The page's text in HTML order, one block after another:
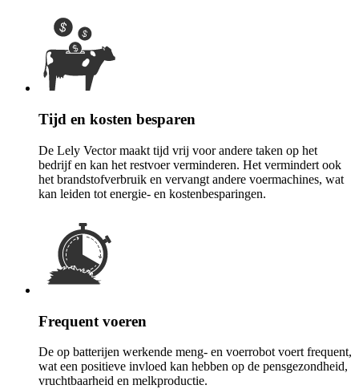
Tijd en kosten besparen
De Lely Vector maakt tijd vrij voor andere taken op het
bedrijf en kan het restvoer verminderen. Het vermindert ook
het brandstofverbruik en vervangt andere voermachines, wat
kan leiden tot energie- en kostenbesparingen.
Frequent voeren
De op batterijen werkende meng- en voerrobot voert frequent,
wat een positieve invloed kan hebben op de pensgezondheid,
vruchtbaarheid en melkproductie.